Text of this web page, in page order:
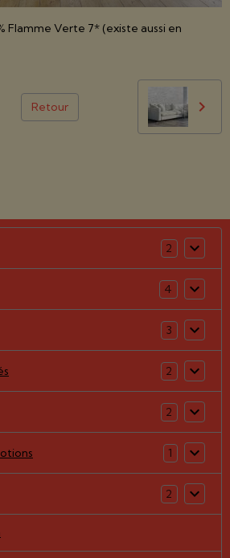
Flamme Verte 7* (existe aussi en
Retour
2
4
3
2
2
1
2